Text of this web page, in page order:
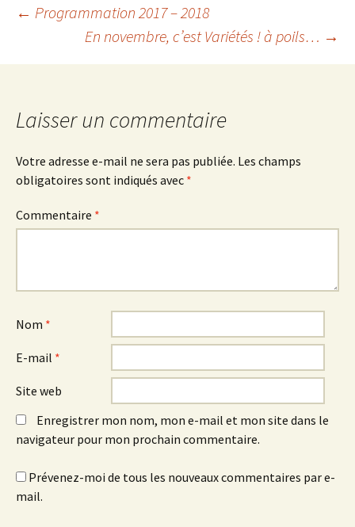
Navigation
des
articles
← Programmation 2017 – 2018
En novembre, c’est Variétés ! à poils… →
Laisser un commentaire
Votre adresse e-mail ne sera pas publiée. Les champs
obligatoires sont indiqués avec *
Commentaire *
Nom *
E-mail *
Site web
Enregistrer mon nom, mon e-mail et mon site dans le
navigateur pour mon prochain commentaire.
Prévenez-moi de tous les nouveaux commentaires par e-
mail.